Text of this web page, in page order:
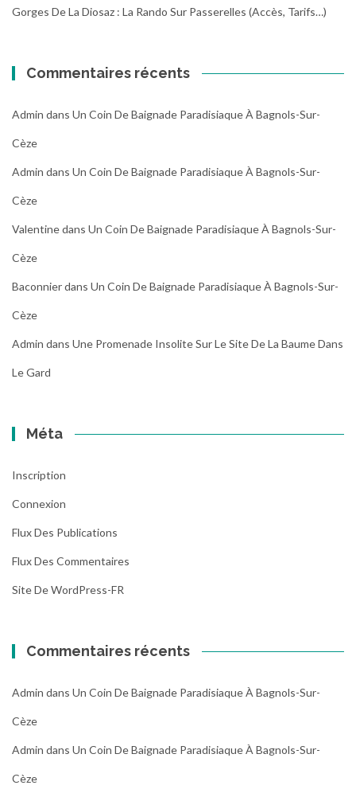
Gorges De La Diosaz : La Rando Sur Passerelles (Accès, Tarifs…)
Commentaires récents
Admin dans Un Coin De Baignade Paradisiaque À Bagnols-Sur-
Cèze
Admin dans Un Coin De Baignade Paradisiaque À Bagnols-Sur-
Cèze
Valentinedans Un Coin De Baignade Paradisiaque À Bagnols-Sur-
Cèze
Baconnierdans Un Coin De Baignade Paradisiaque À Bagnols-Sur-
Cèze
Admin dans Une Promenade Insolite Sur Le Site De La Baume Dans
Le Gard
Méta
Inscription
Connexion
Flux Des Publications
Flux Des Commentaires
Site De WordPress-FR
Commentaires récents
Admin dans Un Coin De Baignade Paradisiaque À Bagnols-Sur-
Cèze
Admin dans Un Coin De Baignade Paradisiaque À Bagnols-Sur-
Cèze